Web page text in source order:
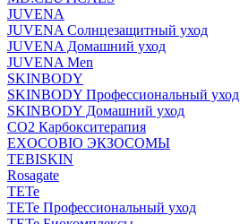
JUVENA
JUVENA Солнцезащитный уход
JUVENA Домашний уход
JUVENA Men
SKINBODY
SKINBODY Профессиональный уход
SKINBODY Домашний уход
CO2 Карбокситерапия
EXOCOBIO ЭКЗОСОМЫ
TEBISKIN
Rosagate
TETe
TETe Профессиональный уход